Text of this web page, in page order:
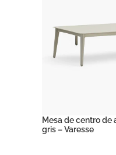
Mesa de centro de
gris – Varesse